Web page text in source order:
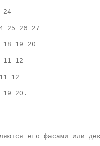
25 26 27
18 19 20
12
12
19 20.
его фасами или